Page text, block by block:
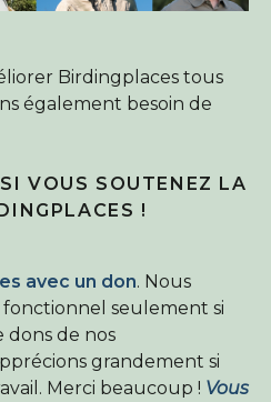
Birdingplaces tous
également besoin de
VOUS SOUTENEZ LA
!
avec un don. Nous
seulement si
dons de nos
grandement si
Merci beaucoup ! Vous